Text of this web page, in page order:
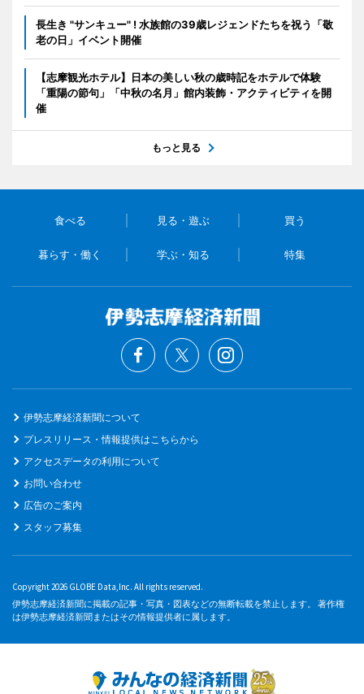
長生き "サンキュー" ! 水族館の39歳レジェンドたちを祝う「敬
老の日」イベント開催
【志摩観光ホテル】日本の美しい秋の歳時記をホテルで体験
「重陽の節句」「中秋の名月」館内装飾・アクティビティを開
催
もっと見る
食べる 見る・遊ぶ 買う
暮らす・働く 学ぶ・知る 特集
伊勢志摩経済新聞について
プレスリリース・情報提供はこちらから
アクセスデータの利用について
お問い合わせ
広告のご案内
スタッフ募集
Copyright 2026 GLOBE Data,Inc. All rights reserved.
伊勢志摩経済新聞に掲載の記事・写真・図表などの無断転載を禁止します。 著作権
は伊勢志摩経済新聞またはその情報提供者に属します。